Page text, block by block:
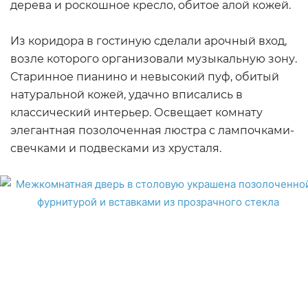
дерева и роскошное кресло, обитое алой кожей.
Из коридора в гостиную сделали арочный вход,
возле которого организовали музыкальную зону.
Старинное пианино и невысокий пуф, обитый
натуральной кожей, удачно вписались в
классический интерьер. Освещает комнату
элегантная позолоченная люстра с лампочками-
свечками и подвесками из хрусталя.